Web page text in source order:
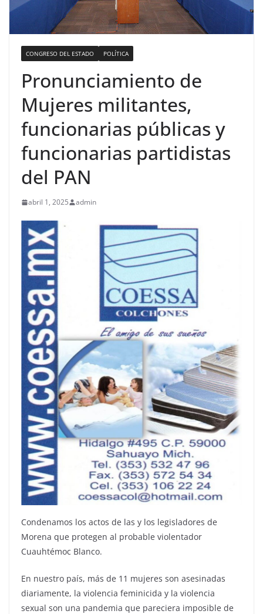
CONGRESO DEL ESTADO POLÍTICA
Pronunciamiento de
Mujeres militantes,
funcionarias públicas y
funcionarias partidistas
del PAN
abril 1, 2025 admin
Condenamos los actos de las y los legisladores de
Morena que protegen al probable violentador
Cuauhtémoc Blanco.
En nuestro país, más de 11 mujeres son asesinadas
diariamente, la violencia feminicida y la violencia
sexual son una pandemia que pareciera imposible de